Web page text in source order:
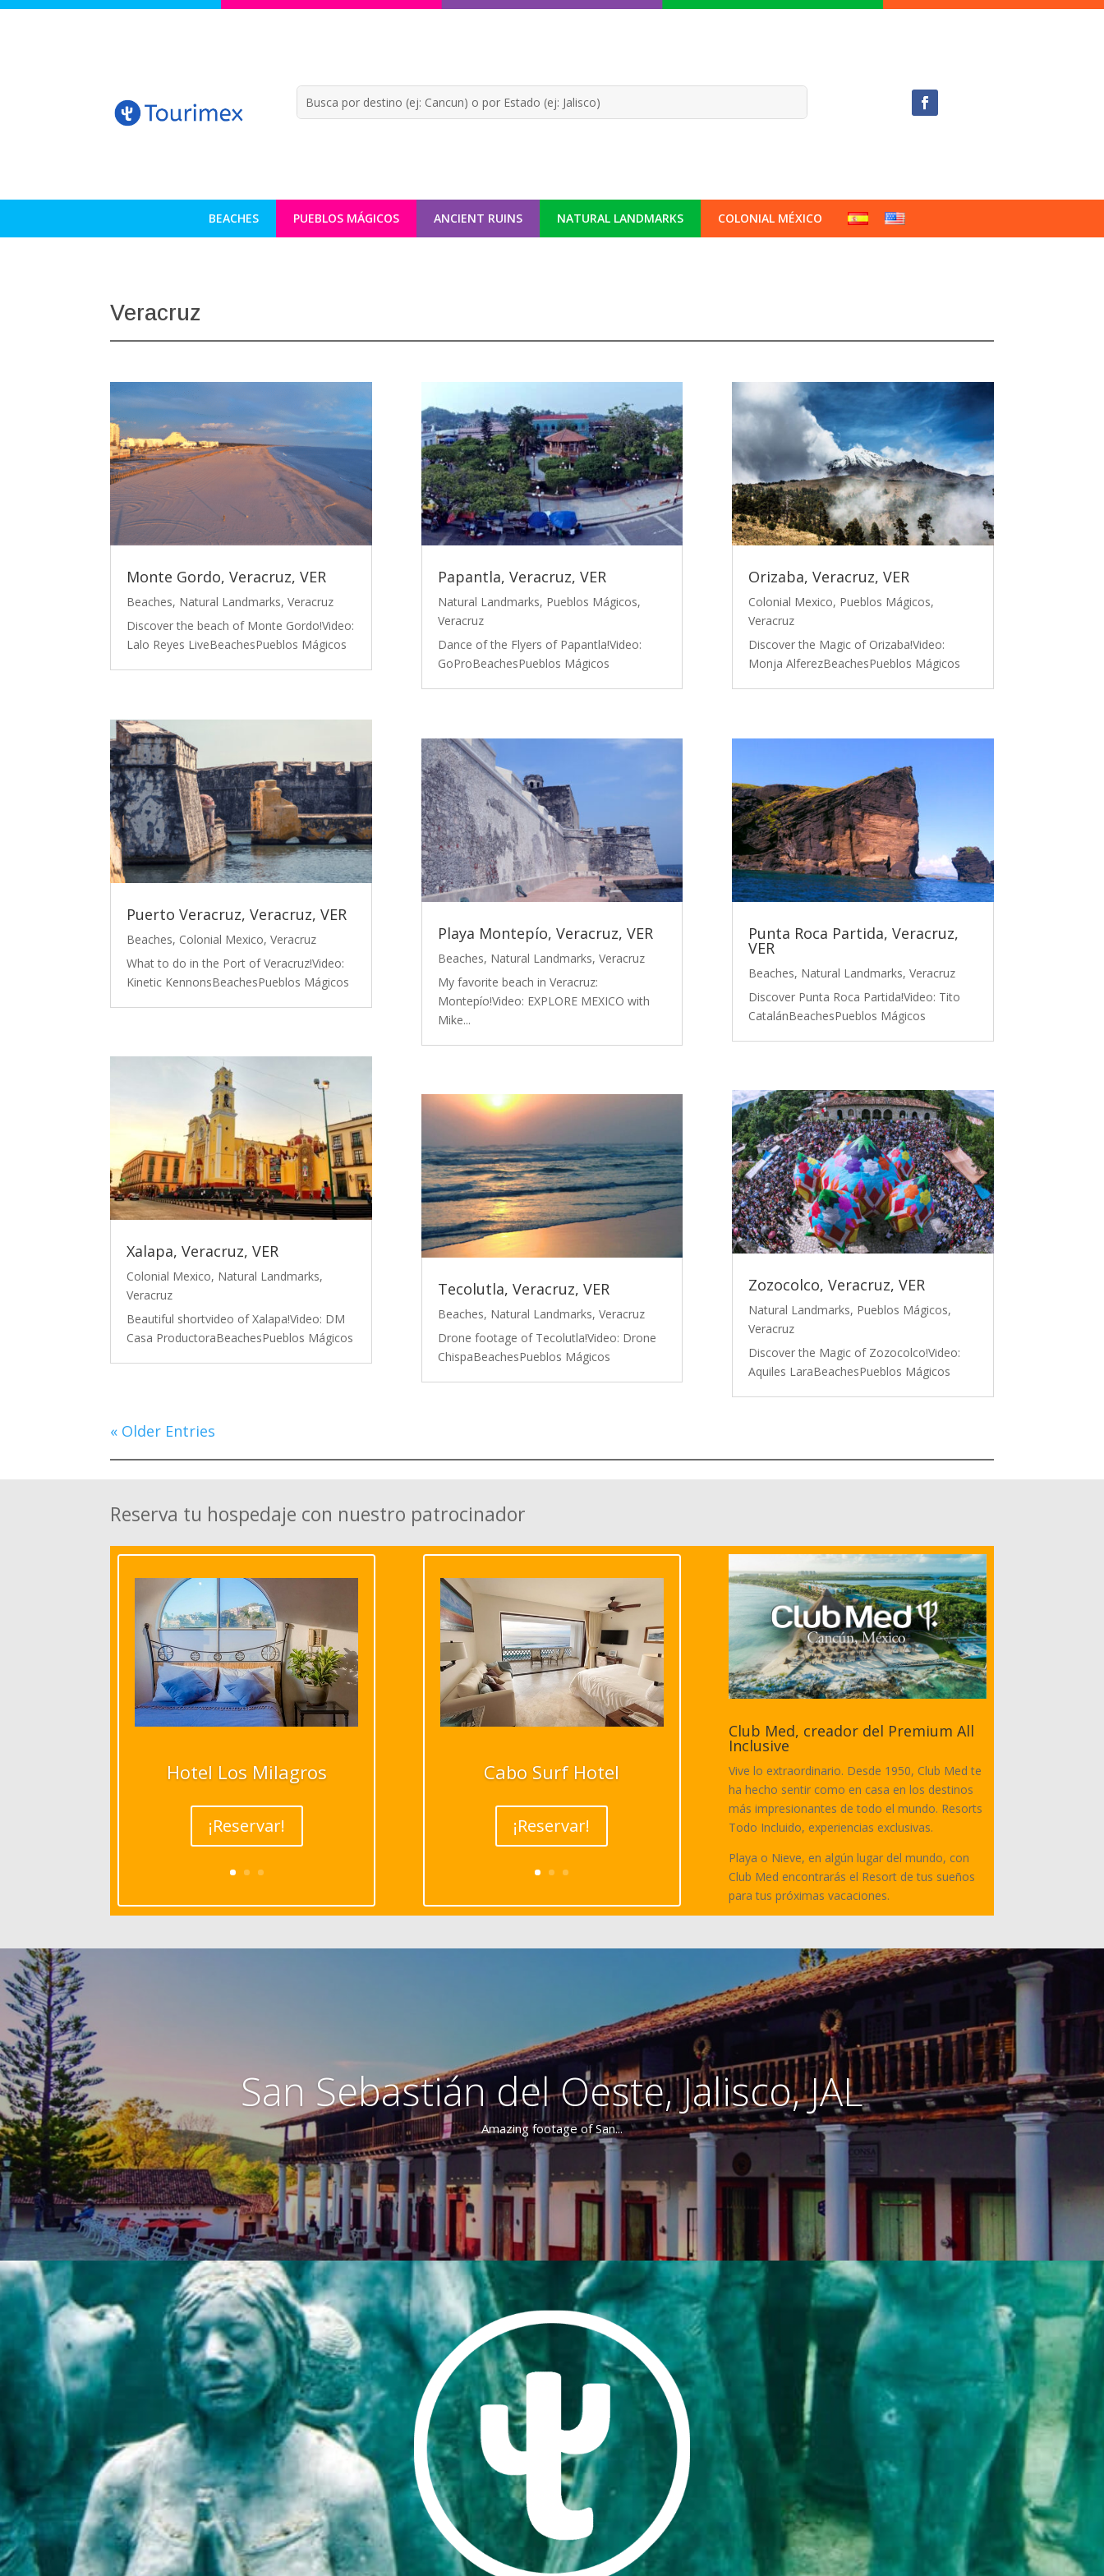
BEACHES PUEBLOS MÁGICOS ANCIENT RUINS NATURAL LANDMARKS COLONIAL MÉXICO
Veracruz
Monte Gordo, Veracruz, VER
Beaches, Natural Landmarks,Veracruz
Discover the beach of Monte Gordo!Video:
Lalo Reyes LiveBeachesPueblos Mágicos
Puerto Veracruz, Veracruz, VER
Beaches, Colonial Mexico,Veracruz
What to do in the Port of Veracruz!Video:
Kinetic KennonsBeachesPueblos Mágicos
Xalapa, Veracruz, VER
Colonial Mexico, Natural Landmarks,
Veracruz
Beautiful shortvideo of Xalapa!Video: DM
Casa ProductoraBeachesPueblos Mágicos
Papantla, Veracruz, VER
Natural Landmarks, Pueblos Mágicos,
Veracruz
Dance of the Flyers of Papantla!Video:
GoProBeachesPueblos Mágicos
Playa Montepío, Veracruz, VER
Beaches, Natural Landmarks, Veracruz
My favorite beach in Veracruz:
Montepío!Video: EXPLORE MEXICO with
Mike...
Tecolutla, Veracruz, VER
Beaches, Natural Landmarks, Veracruz
Drone footage of Tecolutla!Video: Drone
ChispaBeachesPueblos Mágicos
Orizaba, Veracruz, VER
Colonial Mexico, Pueblos Mágicos,
Veracruz
Discover the Magic of Orizaba!Video:
Monja AlferezBeachesPueblos Mágicos
Punta Roca Partida, Veracruz,
VER
Beaches, Natural Landmarks, Veracruz
Discover Punta Roca Partida!Video: Tito
CatalánBeachesPueblos Mágicos
Zozocolco, Veracruz, VER
Natural Landmarks, Pueblos Mágicos,
Veracruz
Discover the Magic of Zozocolco!Video:
Aquiles LaraBeachesPueblos Mágicos
« Older Entries
Reserva tu hospedaje con nuestro patrocinador
Hotel Los Milagros
¡Reservar!
Cabo Surf Hotel
¡Reservar!
Club Med, creador del Premium All
Inclusive
Vive lo extraordinario. Desde 1950, Club Med te
ha hecho sentir como en casa en los destinos
más impresionantes de todo el mundo. Resorts
Todo Incluido, experiencias exclusivas.
Playa o Nieve, en algún lugar del mundo, con
Club Med encontrarás el Resort de tus sueños
para tus próximas vacaciones.
San Sebastián del Oeste, Jalisco, JAL
Amazing footage of San...